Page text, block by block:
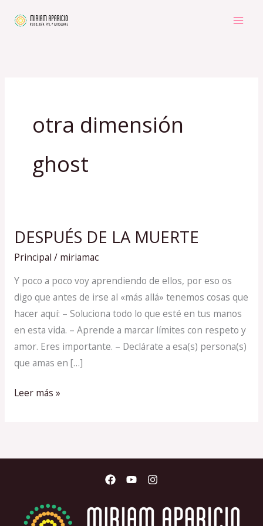
otra dimensión
ghost
DESPUÉS DE LA MUERTE
Principal / miriamac
Y poco a poco voy aprendiendo de ellos, por eso os
digo que antes de irse al «más allá» tenemos cosas que
hacer aquí: – Soluciona todo lo que esté en tus manos
en esta vida. – Aprende a marcar límites con respeto y
amor. Eres importante. – Declárate a esa(s) persona(s)
que amas en […]
DESPUÉS
DE
MUERTE
Leer más »